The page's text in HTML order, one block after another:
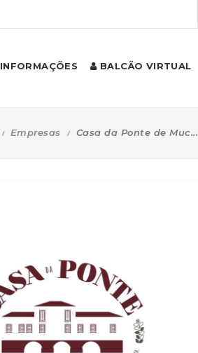
INFORMAÇÕES BALCÃO VIRTUAL
Empresas Casa da Ponte de Muc...